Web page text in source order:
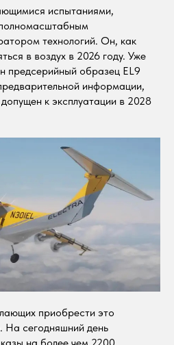
испытаниями,
технологий. Он, как
в воздух в 2026 году. Уже
предсерийный образец EL9
информации,
к эксплуатации в 2028
приобрести это
На сегодняшний день